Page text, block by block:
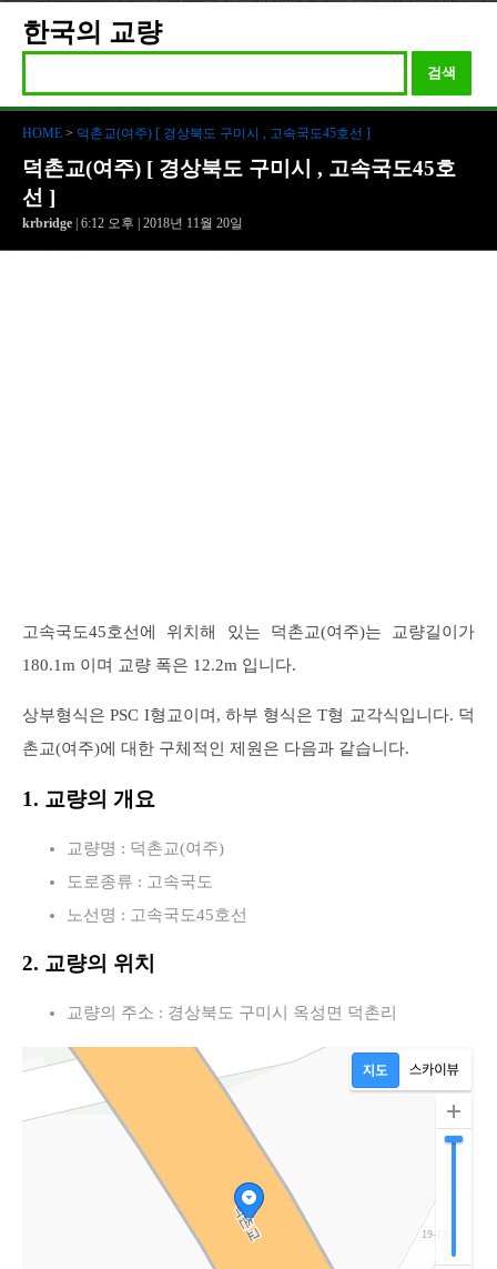
한국의 교량
검색
HOME > 덕촌교(여주) [ 경상북도 구미시 , 고속국도45호선 ]
덕촌교(여주) [ 경상북도 구미시 , 고속국도45호
선 ]
krbridge | 6:12 오후 | 2018년 11월 20일
고속국도45호선에 위치해 있는 덕촌교(여주)는 교량길이가
180.1m 이며 교량 폭은 12.2m 입니다.
상부형식은 PSC I형교이며, 하부 형식은 T형 교각식입니다. 덕
촌교(여주)에 대한 구체적인 제원은 다음과 같습니다.
1. 교량의 개요
교량명 : 덕촌교(여주)
도로종류 : 고속국도
노선명 : 고속국도45호선
2. 교량의 위치
교량의 주소 : 경상북도 구미시 옥성면 덕촌리